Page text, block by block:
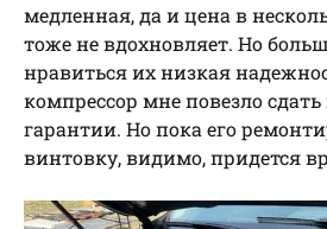
медленная, да и цена в
тоже не вдохновляет. Но
нравиться их низкая
компрессор мне повезло
гарантии. Но пока его
винтовку, видимо, придется